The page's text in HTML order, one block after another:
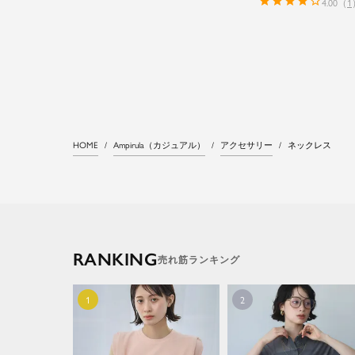
4.00 （ 1
HOME Ampirula（カジュアル） アクセサリー ネックレス
RANKING